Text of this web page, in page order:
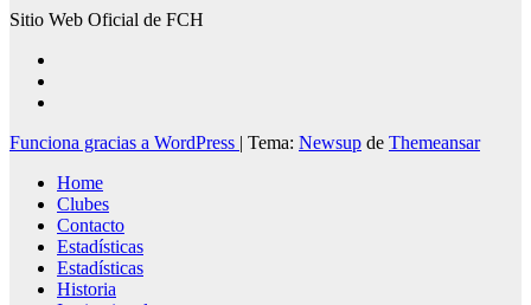
Sitio Web Oficial de FCH
Funciona gracias a WordPress | Tema: Newsup de Themeansar
Home
Clubes
Contacto
Estadísticas
Estadísticas
Historia